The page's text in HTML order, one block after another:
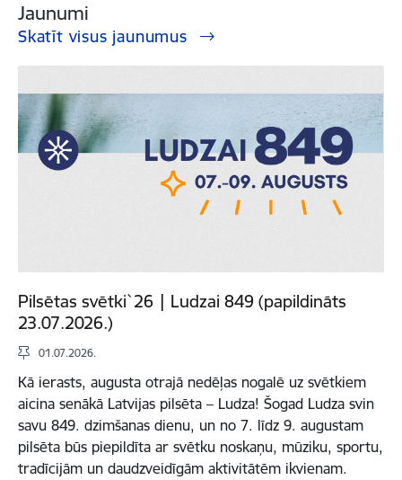
Jaunumi
Skatīt visus jaunumus
Pilsētas svētki`26 | Ludzai 849 (papildināts
23.07.2026.)
01.07.2026.
Kā ierasts, augusta otrajā nedēļas nogalē uz svētkiem
aicina senākā Latvijas pilsēta – Ludza! Šogad Ludza svin
savu 849. dzimšanas dienu, un no 7. līdz 9. augustam
pilsēta būs piepildīta ar svētku noskaņu, mūziku, sportu,
tradīcijām un daudzveidīgām aktivitātēm ikvienam.